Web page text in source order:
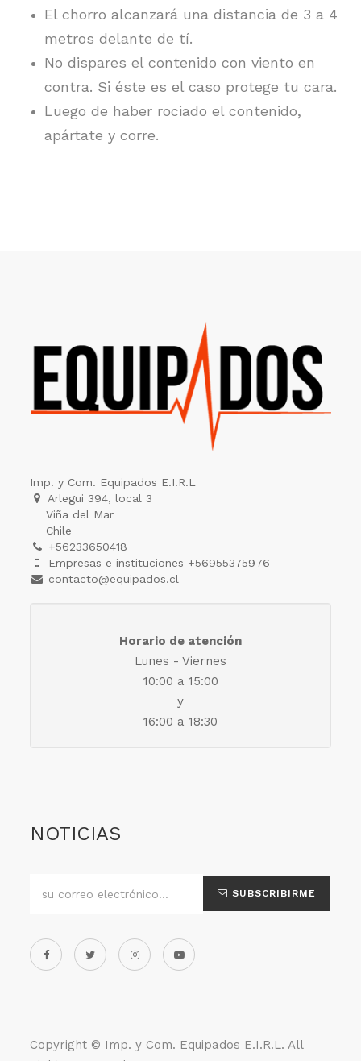
El chorro alcanzará una distancia de 3 a 4
metros delante de tí.
No dispares el contenido con viento en
contra. Si éste es el caso protege tu cara.
Luego de haber rociado el contenido,
apártate y corre.
Imp. y Com. Equipados E.I.R.L
Arlegui 394, local 3
Viña del Mar
Chile
+56233650418
Empresas e instituciones +56955375976
contacto@equipados.cl
Horario de atención
Lunes - Viernes
10:00 a 15:00
y
16:00 a 18:30
NOTICIAS
SUBSCRIBIRME
Copyright © Imp. y Com. Equipados E.I.R.L. All